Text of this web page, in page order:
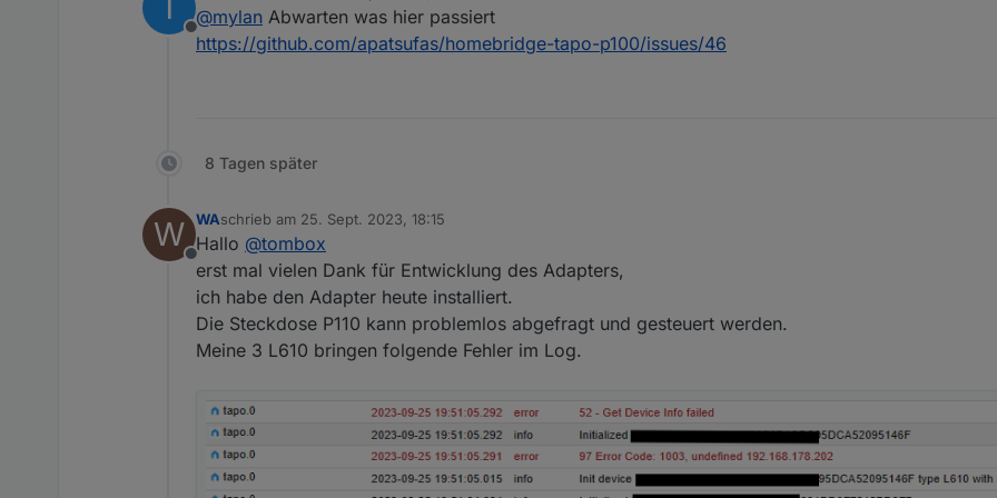
tapo
2023
debug
2023-09-16 14:53:06.970	debug	initResult
tapo.0
2023-09-16 14:53:06.969	debug	Received Handshake P100 on host response:
tapo.0
2023-09-16 14:53:06.957	debug	Handshake P100 on host: 192.168.1.124
2023-09-16 14:53:06.534	info	Init device
Offline
@mylan Abwarten was hier passiert
https://github.com/apatsufas/homebridge-tapo-p100/issues/46
8 Tagen später
W
Offline
WAschrieb am 25. Sept. 2023, 18:15
zuletzt editiert von
Hallo @tombox
erst mal vielen Dank für Entwicklung des Adapters,
ich habe den Adapter heute installiert.
Die Steckdose P110 kann problemlos abgefragt und gesteuert werden.
Meine 3 L610 bringen folgende Fehler im Log.